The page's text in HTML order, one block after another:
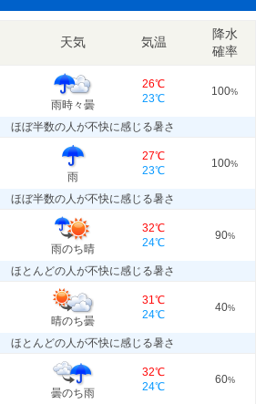
天気 気温
降水
確率
雨時々曇
26℃
23℃
100%
ほぼ半数の人が不快に感じる暑さ
雨
27℃
23℃
100%
ほぼ半数の人が不快に感じる暑さ
雨のち晴
32℃
24℃
90%
ほとんどの人が不快に感じる暑さ
晴のち曇
31℃
24℃
40%
ほとんどの人が不快に感じる暑さ
曇のち雨
32℃
24℃
60%